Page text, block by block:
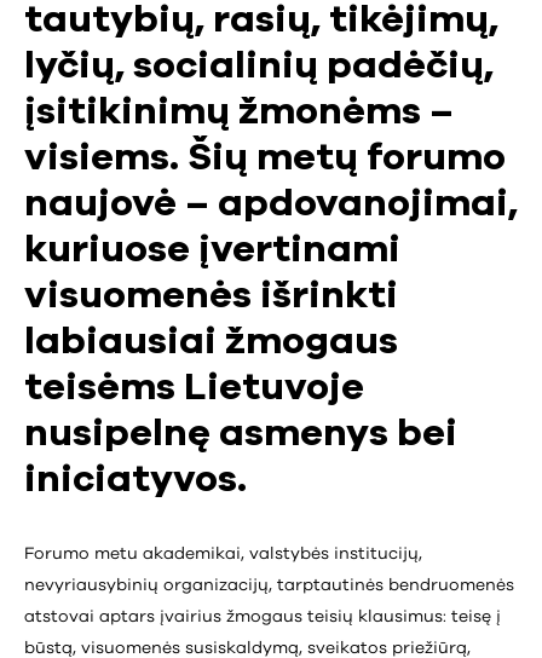
tautybių, rasių, tikėjimų,
lyčių, socialinių padėčių,
įsitikinimų žmonėms –
visiems. Šių metų forumo
naujovė – apdovanojimai,
kuriuose įvertinami
visuomenės išrinkti
labiausiai žmogaus
teisėms Lietuvoje
nusipelnę asmenys bei
iniciatyvos.
Forumo metu akademikai, valstybės institucijų,
nevyriausybinių organizacijų, tarptautinės bendruomenės
atstovai aptars įvairius žmogaus teisių klausimus: teisę į
būstą, visuomenės susiskaldymą, sveikatos priežiūrą,